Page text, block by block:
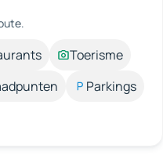
Toerisme
Parkings